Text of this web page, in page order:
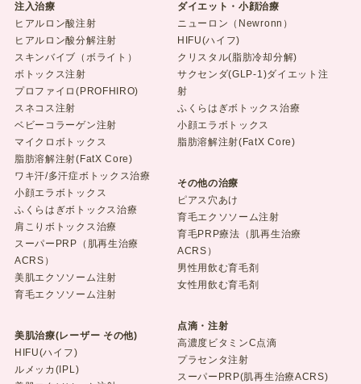
注入治療
ヒアルロン酸注射
ヒアルロン酸分解注射
スキンバイブ（ボライト）
ボトックス注射
プロファイロ(PROFHIRO)
スネコス注射
ベビーコラーゲン注射
マイクロボトックス
脂肪溶解注射(FatX Core)
ワキ汗/多汗症ボトックス治療
小顔エラボトックス
ふくらはぎボトックス治療
肩こりボトックス治療
スーパーPRP（肌再生治療
ACRS）
美肌エクソソーム注射
育毛エクソソーム注射
美肌治療(レーザー その他)
HIFU(ハイフ)
ルメッカ(IPL)
ダイエット・小顔治療
ニューロン（Newronn）
HIFU(ハイフ)
クリスタル(脂肪冷却分解)
サクセンダ(GLP-1)ダイエット注
射
ふくらはぎボトックス治療
小顔エラボトックス
脂肪溶解注射(FatX Core)
その他の治療
ピアス穴あけ
育毛エクソソーム注射
育毛PRP療法（肌再生治療
ACRS）
男性用飲む育毛剤
女性用飲む育毛剤
点滴・注射
高濃度ビタミンC点滴
プラセンタ注射
スーパーPRP(肌再生治療ACRS)